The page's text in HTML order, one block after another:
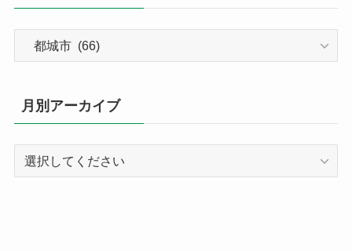
リ
ー
記
事
月別アーカイブ